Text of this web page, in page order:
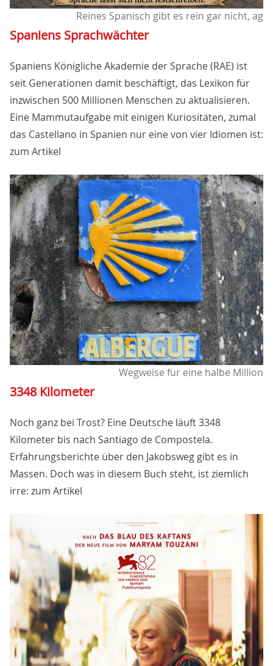
Reines Spanisch gibt es rein gar nicht, ag
Spaniens Sprachwächter
Spaniens Königliche Akademie der Sprache (RAE) ist
seit Generationen damit beschäftigt, das Lexikon für
inzwischen 500 Millionen Menschen zu aktualisieren.
Eine Mammutaufgabe mit einigen Kuriositäten, zumal
das Castellano in Spanien nur eine von vier Idiomen ist:
zum Artikel
Wegweise für eine halbe Million
3348 Kilometer
Noch ganz bei Trost? Eine Deutsche läuft 3348
Kilometer bis nach Santiago de Compostela.
Erfahrungsberichte über den Jakobsweg gibt es in
Massen. Doch was in diesem Buch steht, ist ziemlich
irre: zum Artikel